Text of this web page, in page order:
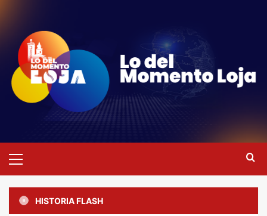
contenido
primario
HISTORIA FLASH